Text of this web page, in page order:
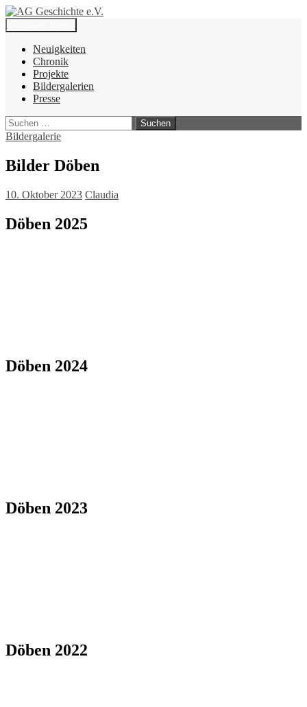
Zum
Inhalt
springen
AG Geschichte e.V.
Suchen
Neuigkeiten
Chronik
Projekte
Bildergalerien
Presse
Suchen
nach:
Bildergalerie
Bilder Döben
10. Oktober 2023 Claudia
Döben 2025
Döben 2024
Döben 2023
Döben 2022